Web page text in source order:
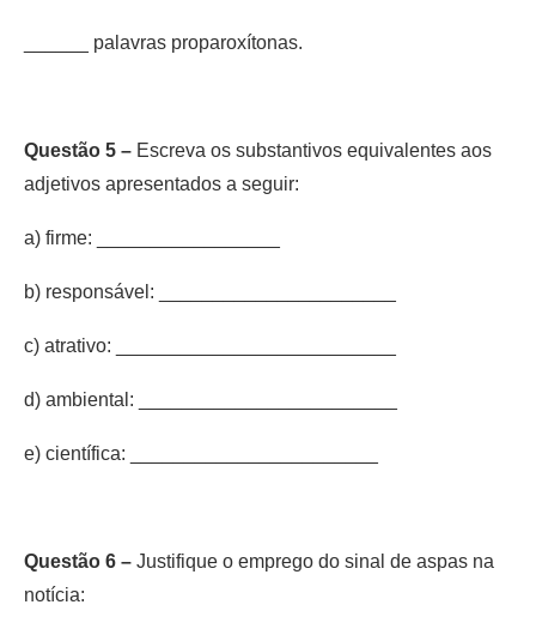
______ palavras proparoxítonas.
Questão 5 – Escreva os substantivos equivalentes aos
adjetivos apresentados a seguir:
a) firme: _________________
b) responsável: ______________________
c) atrativo: __________________________
d) ambiental: ________________________
e) científica: _______________________
Questão 6 – Justifique o emprego do sinal de aspas na
notícia: